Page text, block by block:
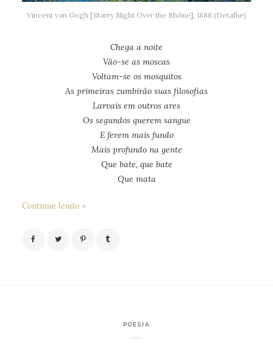
Vincent van Gogh [Starry Night Over the Rhône], 1888 (Detalhe)
Chega a noite
Vão-se as moscas
Voltam-se os mosquitos
As primeiras zumbirão suas filosofias
Larvais em outros ares
Os segundos querem sangue
E ferem mais fundo
Mais profundo na gente
Que bate, que bate
Que mata
Continue lendo »
POESIA